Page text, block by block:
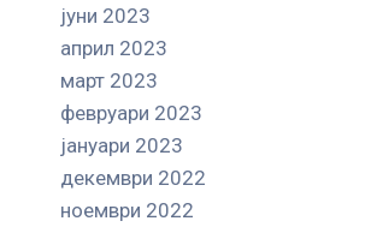
јуни 2023
април 2023
март 2023
февруари 2023
јануари 2023
декември 2022
ноември 2022